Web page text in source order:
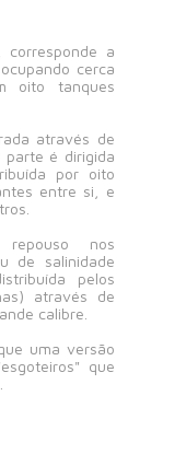
corresponde a
cerca
oito tanques
através de
é dirigida
por oito
entre si, e
nos
de salinidade
pelos
através de
calibre.
uma versão
que